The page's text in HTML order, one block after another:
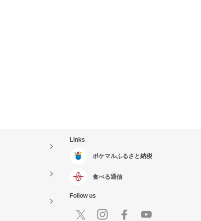
Links
ポケマルふるさと納税
食べる通信
Follow us